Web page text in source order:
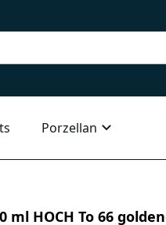
Porzellan
ml HOCH To 66